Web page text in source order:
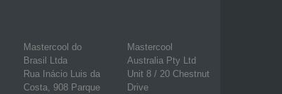
Mastercool do
Brasil Ltda
Rua Inácio Luis da
Costa, 908 Parque
Mastercool
Australia Pty Ltd
Unit 8 / 20 Chestnut
Drive